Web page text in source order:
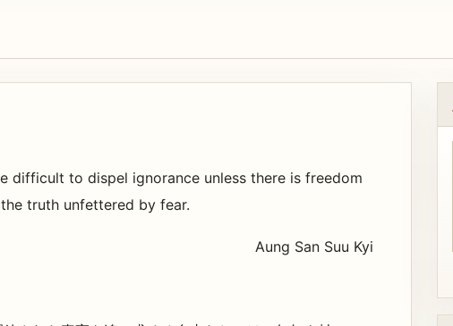
difficult to dispel ignorance unless there is freedom
truth unfettered by fear.
Aung San Suu Kyi